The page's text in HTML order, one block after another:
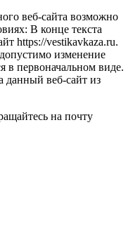
веб-сайта возможно
В конце текста
https://vestikavkaza.ru.
изменение
в первоначальном виде.
данный веб-сайт из
на почту